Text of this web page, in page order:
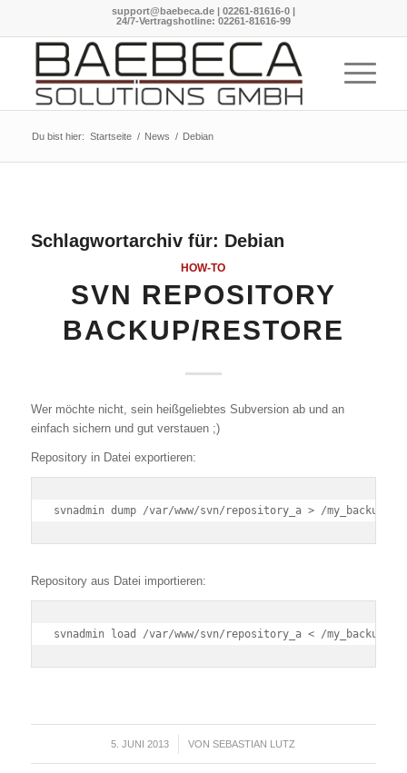
support@baebeca.de| 02261-81616-0|
24/7-Vertragshotline: 02261-81616-99
Du bist hier: Startseite / News / Debian
Schlagwortarchiv für: Debian
HOW-TO
SVN REPOSITORY
BACKUP/RESTORE
Wer möchte nicht, sein heißgeliebtes Subversion ab und an
einfach sichern und gut verstauen ;)
Repository in Datei exportieren:
svnadmin dump /var/www/svn/repository_a > /
Repository aus Datei importieren:
svnadmin load /var/www/svn/repository_a < /
5. JUNI 2013
/ VONSEBASTIAN LUTZ